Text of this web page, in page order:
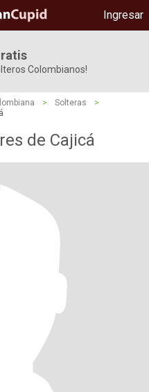
Ingresar
Colombianos!
> Solteras
>
de Cajicá